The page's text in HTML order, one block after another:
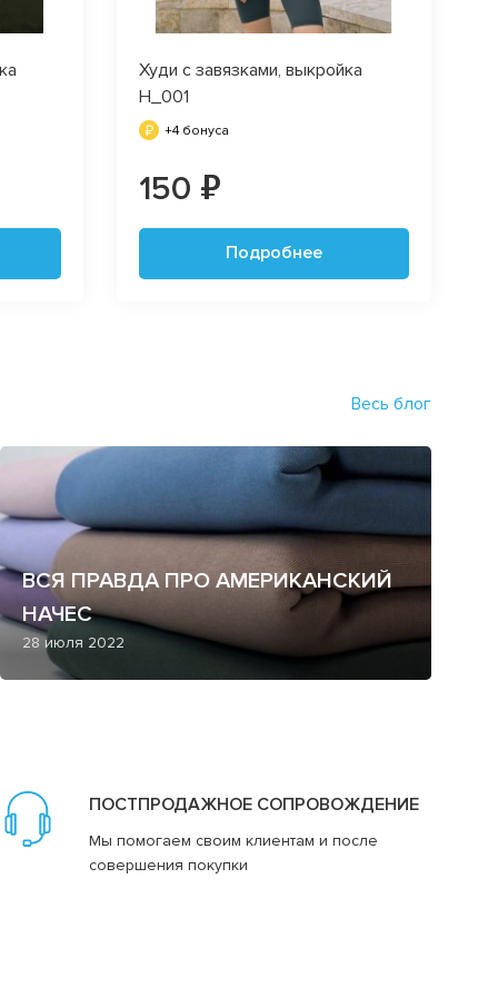
Худи с завязками, выкройка
H_001
+4 бонуса
150 ₽
Подробнее
Весь блог
ВСЯ ПРАВДА ПРО АМЕРИКАНСКИЙ
НАЧЕС
28 июля 2022
ПОСТПРОДАЖНОЕ СОПРОВОЖДЕНИЕ
Мы помогаем своим клиентам и после
совершения покупки